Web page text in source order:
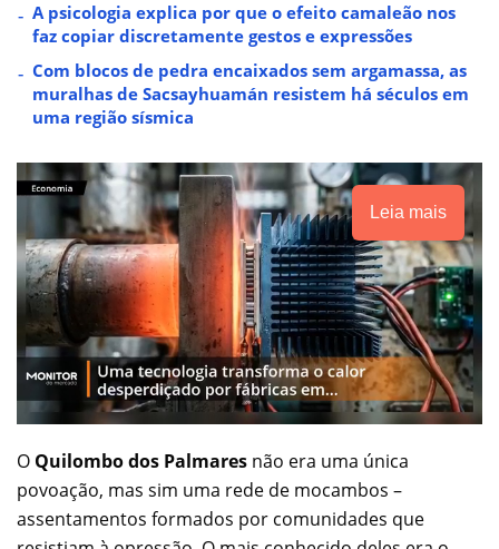
A psicologia explica por que o efeito camaleão nos
faz copiar discretamente gestos e expressões
Com blocos de pedra encaixados sem argamassa, as
muralhas de Sacsayhuamán resistem há séculos em
uma região sísmica
Leia mais
O Quilombo dos Palmares não era uma única
povoação, mas sim uma rede de mocambos –
assentamentos formados por comunidades que